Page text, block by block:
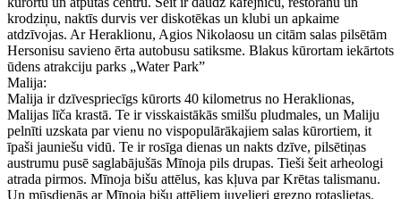
krodziņu, naktīs durvis ver diskotēkas un klubi un apkaime
atdzīvojas. Ar Heraklionu, Agios Nikolaosu un citām salas pilsētām
Hersonisu savieno ērta autobusu satiksme. Blakus kūrortam iekārtots
ūdens atrakciju parks „Water Park”
Malija:
Malija ir dzīvespriecīgs kūrorts 40 kilometrus no Heraklionas,
Malijas līča krastā. Te ir visskaistākās smilšu pludmales, un Maliju
pelnīti uzskata par vienu no vispopulārākajiem salas kūrortiem, it
īpaši jauniešu vidū. Te ir rosīga dienas un nakts dzīve, pilsētiņas
austrumu pusē saglabājušās Mīnoja pils drupas. Tieši šeit arheologi
atrada pirmos. Mīnoja bišu attēlus, kas kļuva par Krētas talismanu.
Un mūsdienās ar Mīnoja bišu attēliem juvelieri grezno rotaslietas.